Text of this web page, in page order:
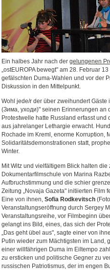
Ein halbes Jahr nach der gelungenen
„ostEUROPA bewegt" am 28. Februar
gefälschten Duma-Wahlen und vor der
Diskussion in den Mittelpunkt.
Wohl jede/r der über zweihundert Gäste
(Зима, уходи)" seinen Erinnerungen an
Protestwelle hatte Russland erfasst
aus jahrelanger Lethargie erwacht.
Rochade im Kreml, enorme Korruption,
Solidaritätsdemonstrationen statt,
Winter.
Mit Witz und vielfältigem Blick halten
Dokumentarfilmschule von Marina
Aufbruchstimmung und die schier
Zeitung „Novaja Gazeta" initiierten Film
Eine von ihnen, Sofia Rodkevitsch
Veranstaltungseröffnung durch Sergey
Veranstaltungsreihe, vor Filmbeginn
gelangt ins Bild, eines, das sich der
„Das geht übel aus", sagte einer von
Putin wieder zum Mächtigsten im Land,
einer willfährigen Duma im Eiltempo
zu ersticken und politische Gegner zu
russischen Patriotismus, der im engen